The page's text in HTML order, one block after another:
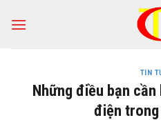
TIN
Những điều bạn
điện